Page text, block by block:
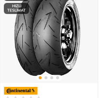
HIZLI
TESLİMAT